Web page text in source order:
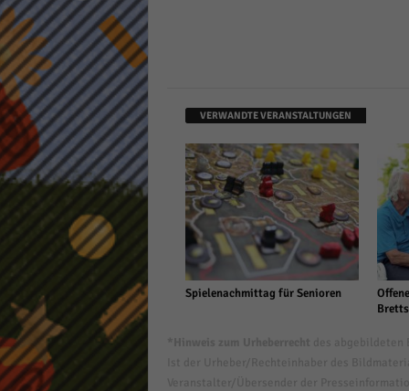
VERWANDTE VERANSTALTUNGEN
Spielenachmittag für Senioren